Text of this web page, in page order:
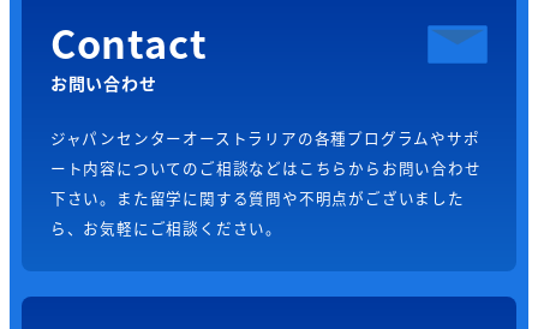
Contact
お問い合わせ
ジャパンセンターオーストラリアの各種プログラムやサポ
ート内容についてのご相談などはこちらからお問い合わせ
下さい。また留学に関する質問や不明点がございました
ら、お気軽にご相談ください。